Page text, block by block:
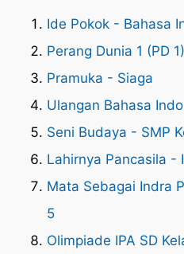
Ide Pokok - Bahasa
Perang Dunia 1 (PD
Pramuka - Siaga
Ulangan Bahasa
Seni Budaya - SMP
Lahirnya Pancasila -
Mata Sebagai Indra
5
Olimpiade IPA SD